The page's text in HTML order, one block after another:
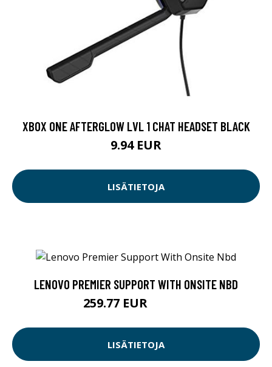
XBOX ONE AFTERGLOW LVL 1 CHAT HEADSET BLACK
9.94 EUR
LISÄTIETOJA
LENOVO PREMIER SUPPORT WITH ONSITE NBD
259.77 EUR
LISÄTIETOJA